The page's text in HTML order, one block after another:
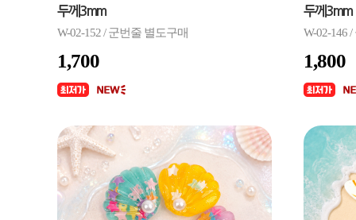
두께3mm
W-02-152 / 군번줄 별도구매
1,700
두께3mm
W-02-146
1,800